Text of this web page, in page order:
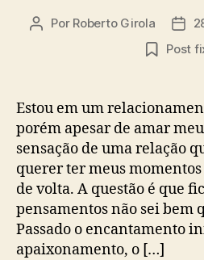
Autor
Por Roberto Girola
Data
Post
Estou em um
porém apesar de amar
sensação de uma relação
querer ter meus
de volta. A questão é que
pensamentos não sei bem
Passado o encantamento
apaixonamento, o […]